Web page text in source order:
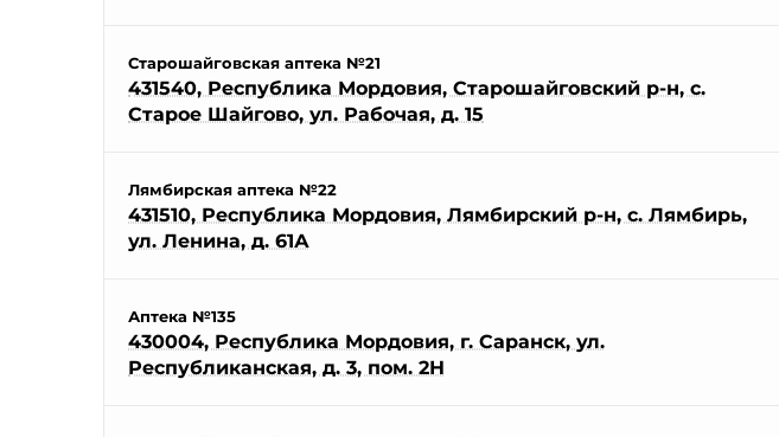
Старошайговская аптека №21
431540, Республика Мордовия, Старошайговский р-н, с.
Старое Шайгово, ул. Рабочая, д. 15
Лямбирская аптека №22
431510, Республика Мордовия, Лямбирский р-н, с. Лямбирь,
ул. Ленина, д. 61А
Аптека №135
430004, Республика Мордовия, г. Саранск, ул.
Республиканская, д. 3, пом. 2Н